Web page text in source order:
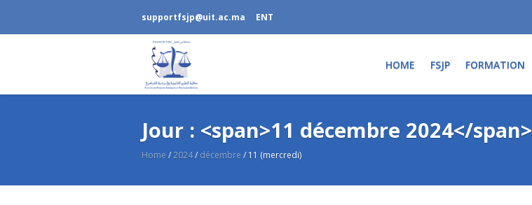
supportfsjp@uit.ac.ma ENT
HOME FSJP FORMATION
Jour : <span>11 décembre 2024</span>
Home /2024/ décembre / 11 (mercredi)